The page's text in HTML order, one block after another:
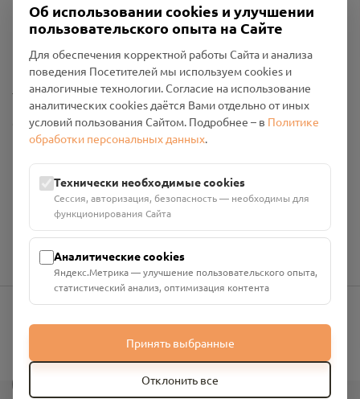
Пользовательское соглашение
Политика конфиденциальности
Промо-материалы
Настройки cookies
Общество с ограниченной ответственностью «Смоленский
Проект Помним»
Юридический адрес: 216790, Смоленская область, р-н
Руднянский, г. Рудня, улица Западная, д. 26А, пом. 18
Номер счёта: 40702810901130004287 в АО "АЛЬФА-БАНК"
Кор. счёт: 30101810200000000593
info@pomnim.online
Об использовании cookies и улучшении
пользовательского опыта на Сайте
Для обеспечения корректной работы Сайта и анализа
поведения Посетителей мы используем cookies и
аналогичные технологии. Согласие на использование
аналитических cookies даётся Вами отдельно от иных
условий пользования Сайтом. Подробнее – в Политике
обработки персональных данных.
Технически необходимые cookies
Сессия, авторизация, безопасность — необходимы для
функционирования Сайта
Аналитические cookies
Яндекс.Метрика — улучшение пользовательского опыта,
статистический анализ, оптимизация контента
Принять выбранные
Отклонить все